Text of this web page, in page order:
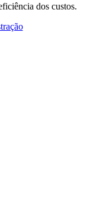
dos custos.